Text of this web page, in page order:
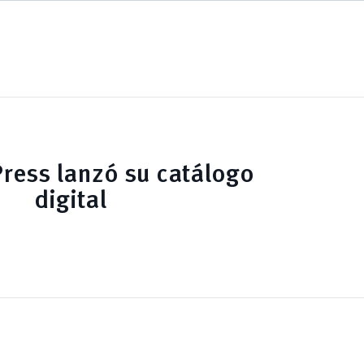
lanzó su catálogo
digital